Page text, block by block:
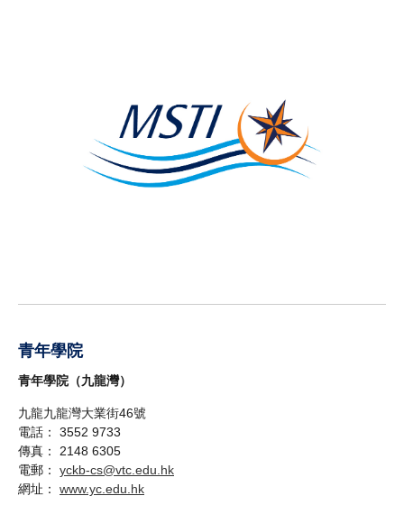
青年學院
青年學院（九龍灣）
九龍九龍灣大業街46號
電話： 3552 9733
傳真： 2148 6305
電郵： yckb-cs@vtc.edu.hk
網址： www.yc.edu.hk